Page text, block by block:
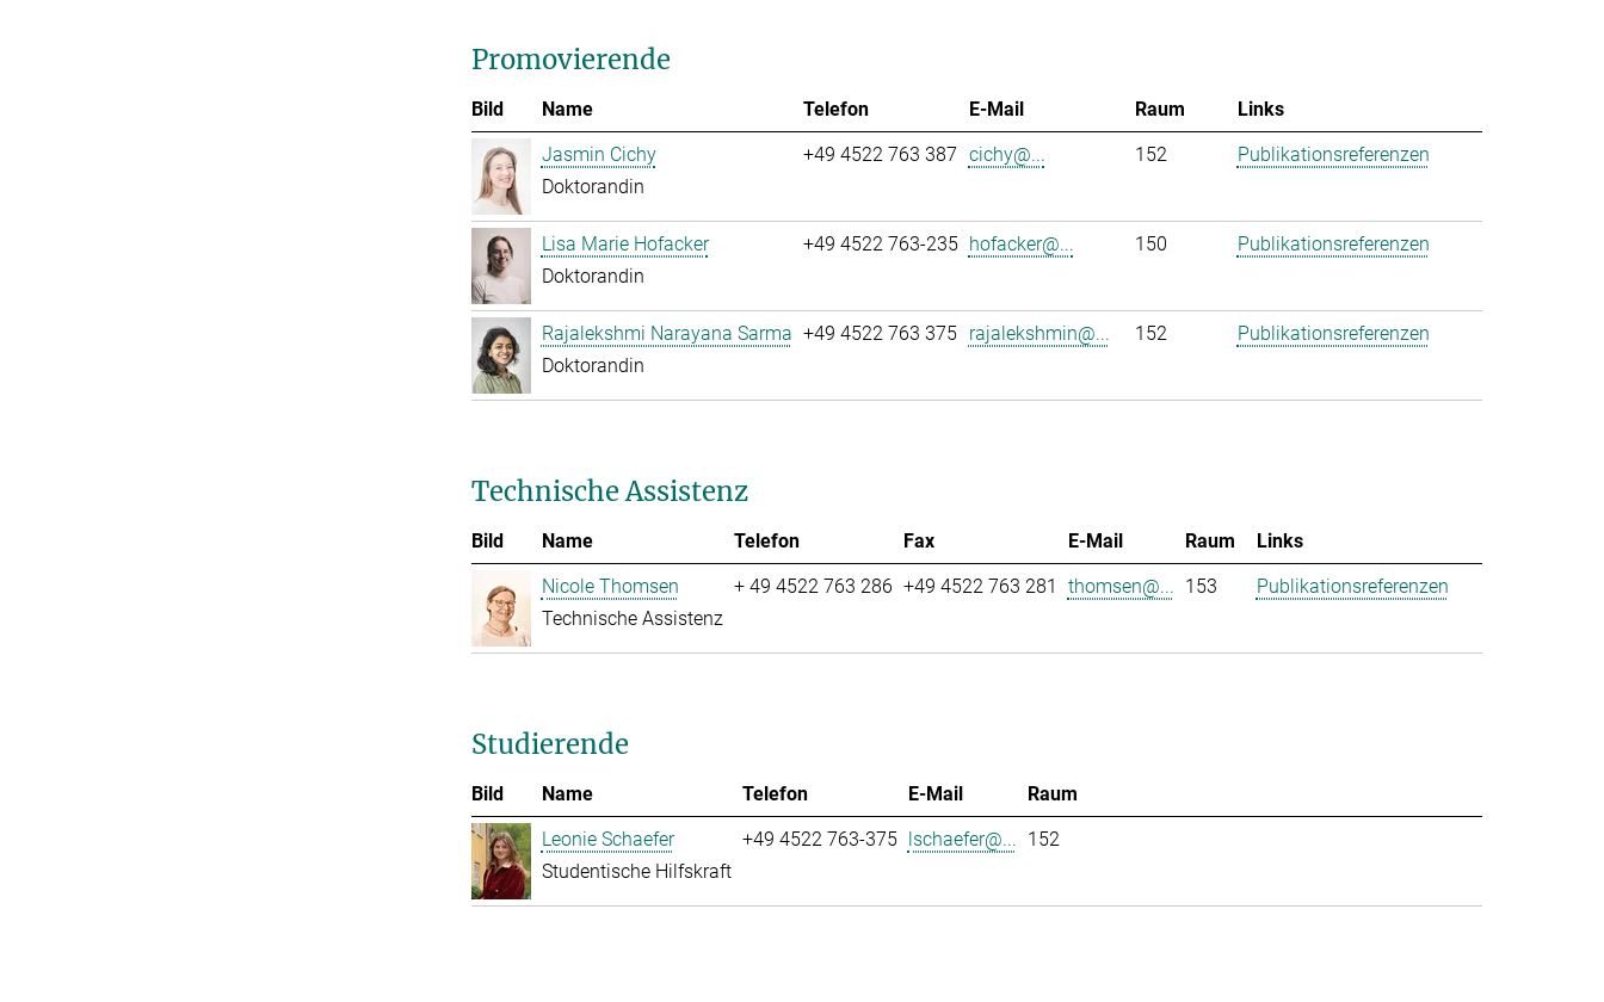
Promovierende
Bild Name Telefon E-Mail Raum
Links
Jasmin Cichy
Doktorandin
+49 4522 763 387 cichy@... 152 Publikationsreferenzen
Lisa Marie Hofacker
Doktorandin
+49 4522 763-235 hofacker@... 150 Publikationsreferenzen
Rajalekshmi Narayana Sarma
Doktorandin
+49 4522 763 375 rajalekshmin@... 152 Publikationsreferenzen
Technische Assistenz
Bild Name Telefon Fax E-Mail Raum
Links
Nicole Thomsen
Technische Assistenz
+ 49 4522 763 286 +49 4522 763 281 thomsen@... 153 Publikationsreferenzen
Studierende
Bild Name Telefon E-Mail
Raum
Leonie Schaefer
Studentische Hilfskraft
+49 4522 763-375 lschaefer@... 152